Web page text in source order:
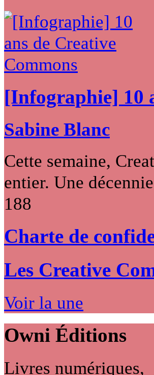
[Infographie] 10
Sabine Blanc
Cette semaine,
entier. Une
188
Charte de
Les Creative
Voir la une
Owni Éditions
Livres numériques,